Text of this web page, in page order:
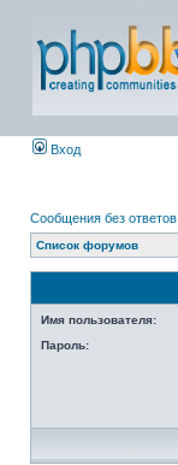
Вход
Сообщения без ответов
Список форумов
Имя пользователя:
Пароль: